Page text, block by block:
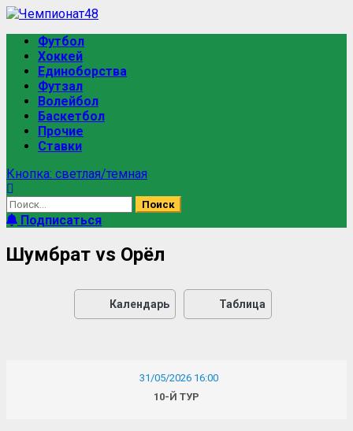
Футбол
Хоккей
Единоборства
Футзал
Волейбол
Баскетбол
Прочие
Ставки
Кнопка: светлая/темная
Подписаться
Шумбрат vs Орёл
Календарь Таблица
31/05/2026 16:00
10-Й ТУР